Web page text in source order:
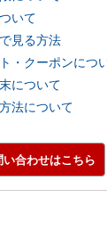
いて
見る方法
・クーポンにつ
について
法について
い合わせはこちら